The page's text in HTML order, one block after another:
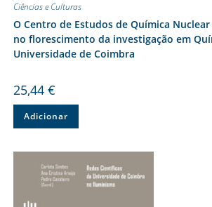
Ciências e Culturas
O Centro de Estudos de Química
no florescimento da investigação em
Universidade de Coimbra
25,44 €
Adicionar